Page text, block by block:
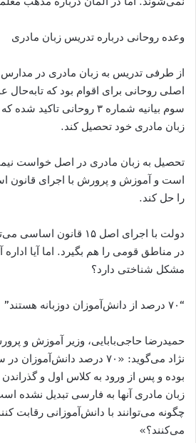
وعده‌ روحانی درباره تدریس زبان مادری
از طرفی تدریس به زبان مادری در
اصلی روحانی برای اقوام بود که
سوم بیانیه شماره ۳ روحانی
زبان مادری خود تحصیل کند.
تحصیل به زبان مادری در اصل خواست
است و آموزش و پرورش با اجرای قانون
را حل کند.
دولت با اجرای اصل ۱۵
در مناطق قومی را هم بگیرد. اما آیا
مشکل شناختی دارد؟
“۷۰ درصد از دانش‌آموزان دوزبانه هستند”
حمید‌رضا حاجی‌بابایی، وزیر آموزش و
نژاد می​‌گوید: «۷۰ درصد
بوده و پس از ورود به کلاس اول و
زبان مادری آنها به فارسی تبدیل نشده
چگونه می‌توانند با دانش‌آموزانی رقابت
می‌کنند؟»